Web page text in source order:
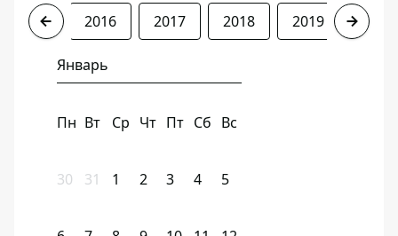
2014 2016 2017 2018 2019 2020
Январь
Пн Вт Ср Чт Пт Сб Вс
30 31 1 2 3 4 5